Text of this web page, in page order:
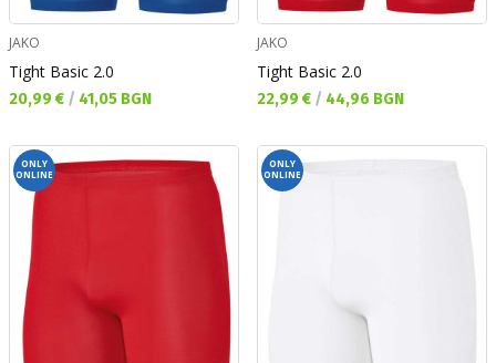
JAKO
Tight Basic 2.0
Текуща цена:
20,99 € / 41,05 BGN
JAKO
Tight Basic 2.0
Текуща цена:
22,99 € / 44,96 BGN
ONLY
ONLINE
ONLY
ONLINE